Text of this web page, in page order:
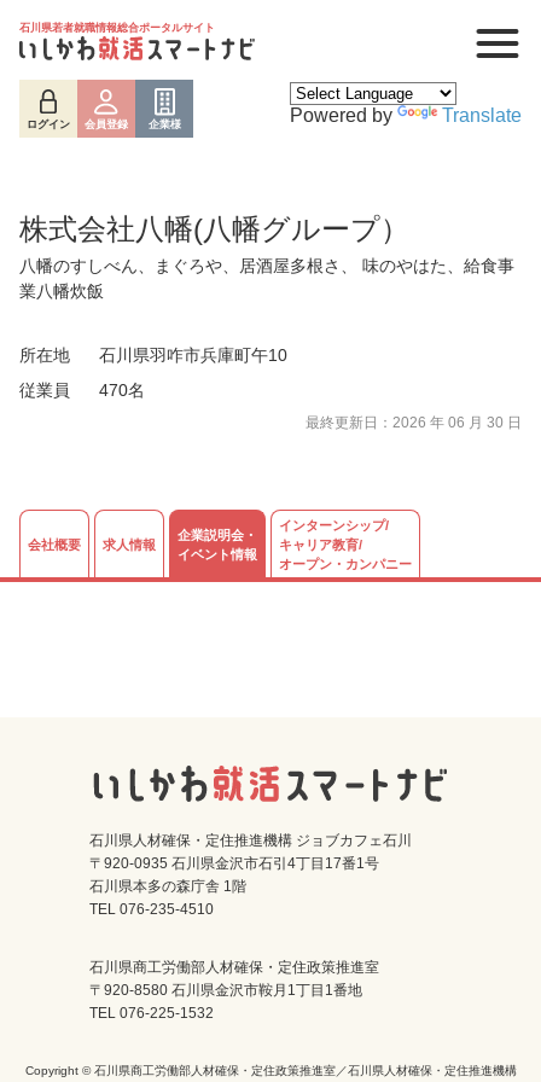
石川県若者就職情報総合ポータルサイト
ログイン 会員登録 企業様 Powered by Translate
株式会社八幡(八幡グループ）
八幡のすしべん、まぐろや、居酒屋多根さ、 味のやはた、給食事
業八幡炊飯
所在地
石川県羽咋市兵庫町午10
従業員
470名
最終更新日：2026 年 06 月 30 日
会社概要 求人情報
企業説明会・
イベント情報
インターンシップ/
キャリア教育/
オープン・カンパニー
石川県人材確保・定住推進機構 ジョブカフェ石川
〒920-0935 石川県金沢市石引4丁目17番1号
石川県本多の森庁舎 1階
TEL 076-235-4510
石川県商工労働部人材確保・定住政策推進室
〒920-8580 石川県金沢市鞍月1丁目1番地
TEL 076-225-1532
Copyright © 石川県商工労働部人材確保・定住政策推進室／石川県人材確保・定住推進機構